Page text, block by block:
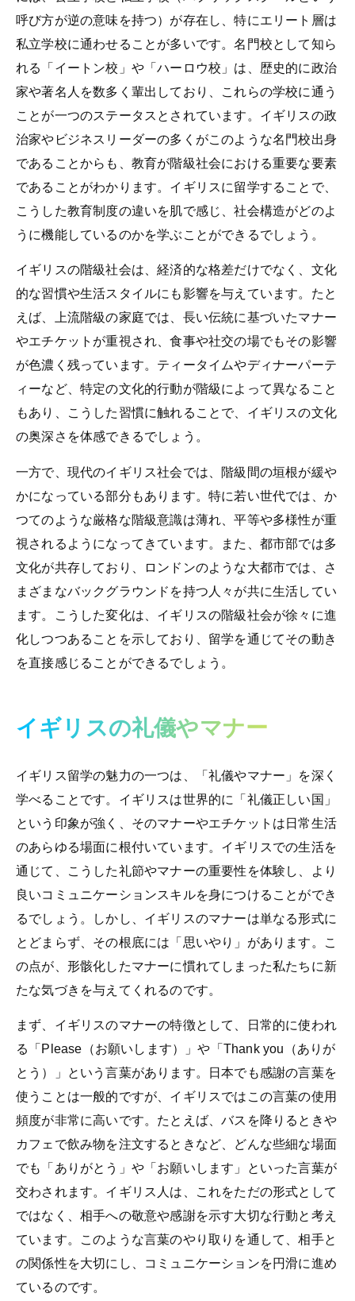
呼び方が逆の意味を持つ）が存在し、特にエリート層は
私立学校に通わせることが多いです。名門校として知ら
れる「イートン校」や「ハーロウ校」は、歴史的に政治
家や著名人を数多く輩出しており、これらの学校に通う
ことが一つのステータスとされています。イギリスの政
治家やビジネスリーダーの多くがこのような名門校出身
であることからも、教育が階級社会における重要な要素
であることがわかります。イギリスに留学することで、
こうした教育制度の違いを肌で感じ、社会構造がどのよ
うに機能しているのかを学ぶことができるでしょう。
イギリスの階級社会は、経済的な格差だけでなく、文化
的な習慣や生活スタイルにも影響を与えています。たと
えば、上流階級の家庭では、長い伝統に基づいたマナー
やエチケットが重視され、食事や社交の場でもその影響
が色濃く残っています。ティータイムやディナーパーテ
ィーなど、特定の文化的行動が階級によって異なること
もあり、こうした習慣に触れることで、イギリスの文化
の奥深さを体感できるでしょう。
一方で、現代のイギリス社会では、階級間の垣根が緩や
かになっている部分もあります。特に若い世代では、か
つてのような厳格な階級意識は薄れ、平等や多様性が重
視されるようになってきています。また、都市部では多
文化が共存しており、ロンドンのような大都市では、さ
まざまなバックグラウンドを持つ人々が共に生活してい
ます。こうした変化は、イギリスの階級社会が徐々に進
化しつつあることを示しており、留学を通じてその動き
を直接感じることができるでしょう。
イギリスの礼儀やマナー
イギリス留学の魅力の一つは、「礼儀やマナー」を深く
学べることです。イギリスは世界的に「礼儀正しい国」
という印象が強く、そのマナーやエチケットは日常生活
のあらゆる場面に根付いています。イギリスでの生活を
通じて、こうした礼節やマナーの重要性を体験し、より
良いコミュニケーションスキルを身につけることができ
るでしょう。しかし、イギリスのマナーは単なる形式に
とどまらず、その根底には「思いやり」があります。こ
の点が、形骸化したマナーに慣れてしまった私たちに新
たな気づきを与えてくれるのです。
まず、イギリスのマナーの特徴として、日常的に使われ
る「Please（お願いします）」や「Thank you（ありが
とう）」という言葉があります。日本でも感謝の言葉を
使うことは一般的ですが、イギリスではこの言葉の使用
頻度が非常に高いです。たとえば、バスを降りるときや
カフェで飲み物を注文するときなど、どんな些細な場面
でも「ありがとう」や「お願いします」といった言葉が
交わされます。イギリス人は、これをただの形式として
ではなく、相手への敬意や感謝を示す大切な行動と考え
ています。このような言葉のやり取りを通して、相手と
の関係性を大切にし、コミュニケーションを円滑に進め
ているのです。